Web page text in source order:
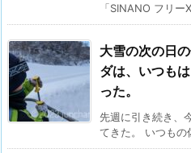
「SINANO フリー
大雪の次の日
ダは、いつも
った。
先週に引き続き、
てきた。 いつもの